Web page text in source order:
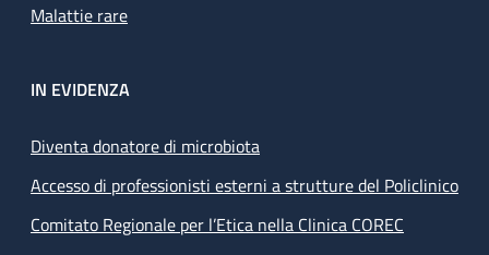
Malattie rare
IN EVIDENZA
Diventa donatore di microbiota
Accesso di professionisti esterni a strutture del Policlinico
Comitato Regionale per l’Etica nella Clinica COREC